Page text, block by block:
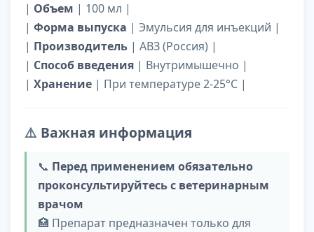
| Объем | 100 мл |
| Форма выпуска | Эмульсия для инъекций |
| Производитель | АВЗ (Россия) |
| Способ введения | Внутримышечно |
| Хранение | При температуре 2-25°C |
⚠️ Важная информация
📞 Перед применением обязательно
проконсультируйтесь с ветеринарным
врачом
🏥 Препарат предназначен только для